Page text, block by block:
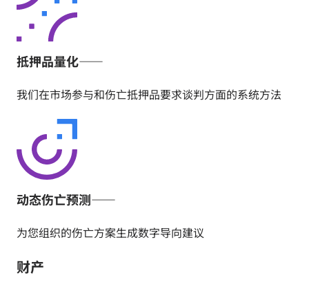
抵押品量化——
我们在市场参与和伤亡抵押品要求谈判方面的系统方法
动态伤亡预测——
为您组织的伤亡方案生成数字导向建议
财产